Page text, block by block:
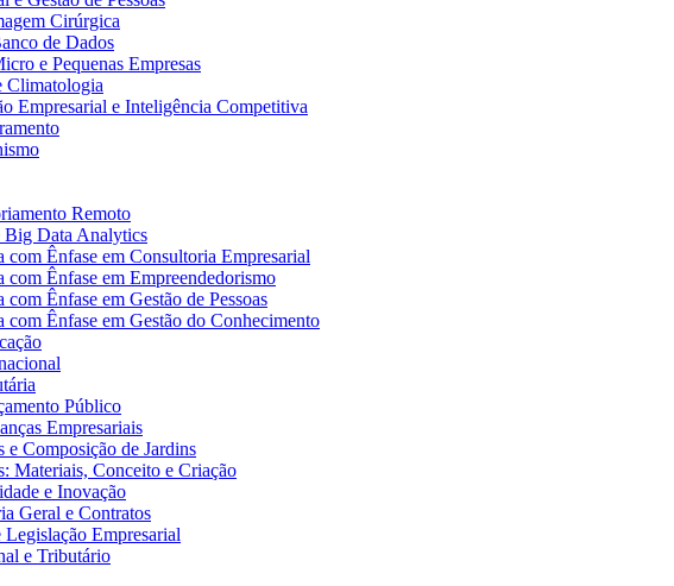
Cirúrgica
de Dados
e Pequenas Empresas
Climatologia
Empresarial e Inteligência Competitiva
Remoto
Big Data Analytics
Ênfase em Consultoria Empresarial
Ênfase em Empreendedorismo
Ênfase em Gestão de Pessoas
Ênfase em Gestão do Conhecimento
Público
Empresariais
Composição de Jardins
Materiais, Conceito e Criação
e Inovação
Geral e Contratos
Empresarial
e Tributário